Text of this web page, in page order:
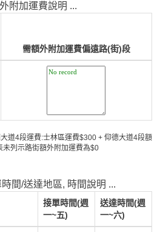
附加運費說明 ...
需額外附加運費偏遠路(街)段
道4段運費:士林區運費$300 + 仰德大道4段額
列示路街額外附加運費為$0
間/送達地區, 時間說明 ...
接單時間(週
一~五)
送達時間(週
一~六)